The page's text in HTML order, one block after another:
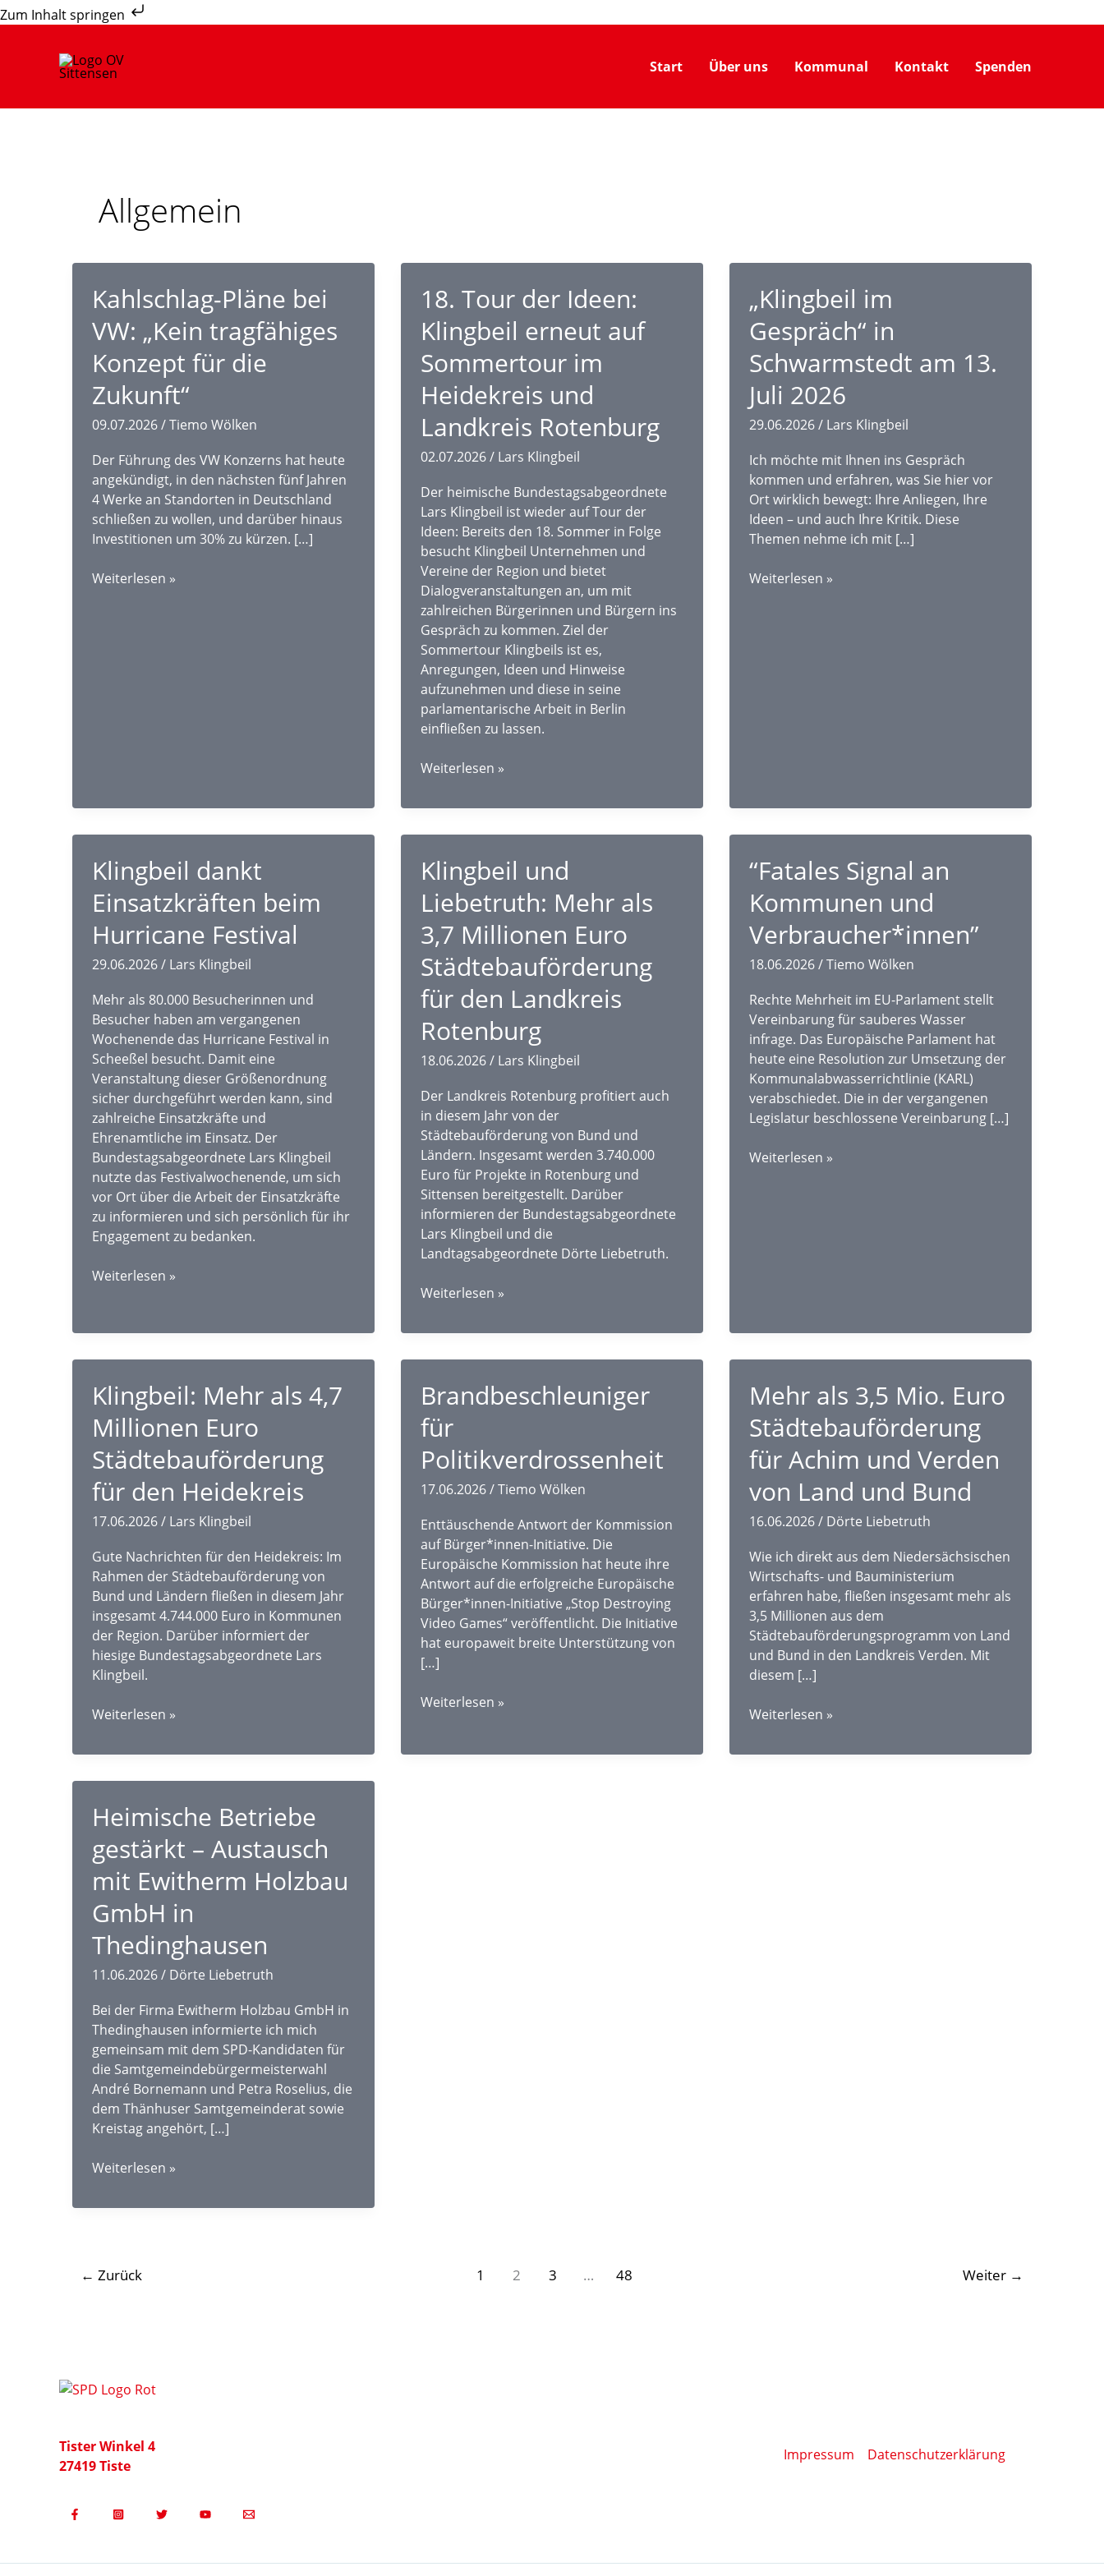
Zum Inhalt springen
Zum
Inhalt
Start
Über uns Kommunal Kontakt Spenden
Allgemein
Kahlschlag-Pläne bei
VW: „Kein tragfähiges
Konzept für die
Zukunft“
09.07.2026/Tiemo Wölken
Der Führung des VW Konzerns hat heute
angekündigt, in den nächsten fünf Jahren
4 Werke an Standorten in Deutschland
schließen zu wollen, und darüber hinaus
Investitionen um 30% zu kürzen. […]
Kahlschlag-
Weiterlesen »
18. Tour der Ideen:
Klingbeil erneut auf
Sommertour im
Heidekreis und
Landkreis Rotenburg
02.07.2026/ Lars Klingbeil
Der heimische Bundestagsabgeordnete
Lars Klingbeil ist wieder auf Tour der
Ideen: Bereits den 18. Sommer in Folge
besucht Klingbeil Unternehmen und
Vereine der Region und bietet
Dialogveranstaltungen an, um mit
zahlreichen Bürgerinnen und Bürgern ins
Gespräch zu kommen. Ziel der
Sommertour Klingbeils ist es,
Anregungen, Ideen und Hinweise
aufzunehmen und diese in seine
parlamentarische Arbeit in Berlin
einfließen zu lassen.
18.
der
erneut
auf
Sommertour
im
Heidekreis
und
Rotenburg
Weiterlesen »
„Klingbeil im
Gespräch“ in
Schwarmstedt am 13.
Juli 2026
29.06.2026/ Lars Klingbeil
Ich möchte mit Ihnen ins Gespräch
kommen und erfahren, was Sie hier vor
Ort wirklich bewegt: Ihre Anliegen, Ihre
Ideen – und auch Ihre Kritik. Diese
Themen nehme ich mit […]
„Klingbeil
Weiterlesen »
Klingbeil dankt
Einsatzkräften beim
Hurricane Festival
29.06.2026/ Lars Klingbeil
Mehr als 80.000 Besucherinnen und
Besucher haben am vergangenen
Wochenende das Hurricane Festival in
Scheeßel besucht. Damit eine
Veranstaltung dieser Größenordnung
sicher durchgeführt werden kann, sind
zahlreiche Einsatzkräfte und
Ehrenamtliche im Einsatz. Der
Bundestagsabgeordnete Lars Klingbeil
nutzte das Festivalwochenende, um sich
vor Ort über die Arbeit der Einsatzkräfte
zu informieren und sich persönlich für ihr
Engagement zu bedanken.
Klingbeil
beim
Weiterlesen »
Klingbeil und
Liebetruth: Mehr als
3,7 Millionen Euro
Städtebauförderung
für den Landkreis
Rotenburg
18.06.2026/ Lars Klingbeil
Der Landkreis Rotenburg profitiert auch
in diesem Jahr von der
Städtebauförderung von Bund und
Ländern. Insgesamt werden 3.740.000
Euro für Projekte in Rotenburg und
Sittensen bereitgestellt. Darüber
informieren der Bundestagsabgeordnete
Lars Klingbeil und die
Landtagsabgeordnete Dörte Liebetruth.
Klingbeil
Liebetruth:
3,7
Millionen
Euro
Städtebauförderung
für
den
Rotenburg
Weiterlesen »
“Fatales Signal an
Kommunen und
Verbraucher*innen”
18.06.2026/Tiemo Wölken
Rechte Mehrheit im EU-Parlament stellt
Vereinbarung für sauberes Wasser
infrage. Das Europäische Parlament hat
heute eine Resolution zur Umsetzung der
Kommunalabwasserrichtlinie (KARL)
verabschiedet. Die in der vergangenen
Legislatur beschlossene Vereinbarung […]
“Fatales
Weiterlesen »
Klingbeil: Mehr als 4,7
Millionen Euro
Städtebauförderung
für den Heidekreis
17.06.2026/ Lars Klingbeil
Gute Nachrichten für den Heidekreis: Im
Rahmen der Städtebauförderung von
Bund und Ländern fließen in diesem Jahr
insgesamt 4.744.000 Euro in Kommunen
der Region. Darüber informiert der
hiesige Bundestagsabgeordnete Lars
Klingbeil.
Klingbeil:
als
Euro
Städtebauförderung
für
Heidekreis
Weiterlesen »
Brandbeschleuniger
für
Politikverdrossenheit
17.06.2026/Tiemo Wölken
Enttäuschende Antwort der Kommission
auf Bürger*innen-Initiative. Die
Europäische Kommission hat heute ihre
Antwort auf die erfolgreiche Europäische
Bürger*innen-Initiative „Stop Destroying
Video Games“ veröffentlicht. Die Initiative
hat europaweit breite Unterstützung von
[…]
Brandbeschleuniger
Weiterlesen »
Mehr als 3,5 Mio. Euro
Städtebauförderung
für Achim und Verden
von Land und Bund
16.06.2026/ Dörte Liebetruth
Wie ich direkt aus dem Niedersächsischen
Wirtschafts- und Bauministerium
erfahren habe, fließen insgesamt mehr als
3,5 Millionen aus dem
Städtebauförderungsprogramm von Land
und Bund in den Landkreis Verden. Mit
diesem […]
Mehr
3,5
Weiterlesen »
Heimische Betriebe
gestärkt – Austausch
mit Ewitherm Holzbau
GmbH in
Thedinghausen
11.06.2026/ Dörte Liebetruth
Bei der Firma Ewitherm Holzbau GmbH in
Thedinghausen informierte ich mich
gemeinsam mit dem SPD-Kandidaten für
die Samtgemeindebürgermeisterwahl
André Bornemann und Petra Roselius, die
dem Thänhuser Samtgemeinderat sowie
Kreistag angehört, […]
Heimische
gestärkt
Ewitherm
Weiterlesen »
← Zurück 1 2 3 … 48 Weiter →
Tister Winkel 4
27419 Tiste
Impressum Datenschutzerklärung